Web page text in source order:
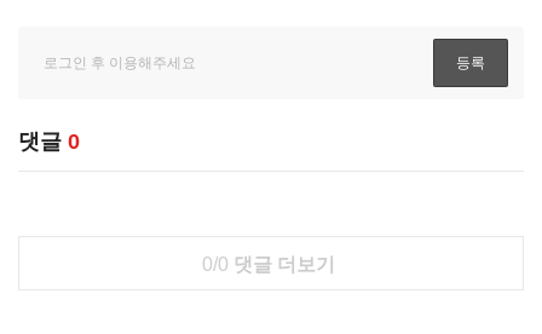
댓글 0
0/0 댓글 더보기